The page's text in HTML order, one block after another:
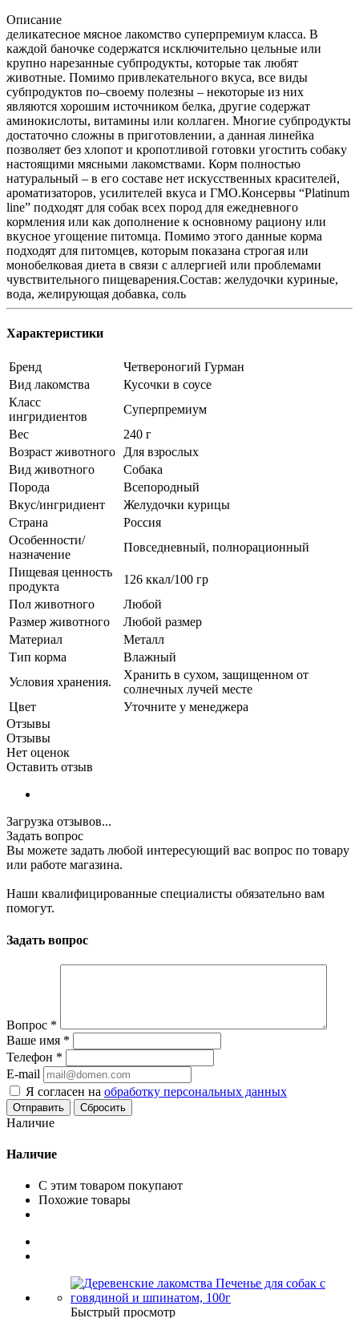
Описание
деликатесное мясное лакомство суперпремиум класса. В
каждой баночке содержатся исключительно цельные или
крупно нарезанные субпродукты, которые так любят
животные. Помимо привлекательного вкуса, все виды
субпродуктов по–своему полезны – некоторые из них
являются хорошим источником белка, другие содержат
аминокислоты, витамины или коллаген. Многие субпродукты
достаточно сложны в приготовлении, а данная линейка
позволяет без хлопот и кропотливой готовки угостить собаку
настоящими мясными лакомствами. Корм полностью
натуральный – в его составе нет искусственных красителей,
ароматизаторов, усилителей вкуса и ГМО.Консервы “Platinum
line” подходят для собак всех пород для ежедневного
кормления или как дополнение к основному рациону или
вкусное угощение питомца. Помимо этого данные корма
подходят для питомцев, которым показана строгая или
монобелковая диета в связи с аллергией или проблемами
чувствительного пищеварения.Состав: желудочки куриные,
вода, желирующая добавка, соль
Характеристики
Бренд
Четвероногий Гурман
Вид лакомства
Кусочки в соусе
Класс
ингридиентов
Суперпремиум
Вес
240 г
Возраст животного
Для взрослых
Вид животного
Собака
Порода
Всепородный
Вкус/ингридиент
Желудочки курицы
Страна
Россия
Особенности/
назначение
Повседневный, полнорационный
Пищевая ценность
продукта
126 ккал/100 гр
Пол животного
Любой
Размер животного
Любой размер
Материал
Металл
Тип корма
Влажный
Условия хранения.
Хранить в сухом, защищенном от
солнечных лучей месте
Цвет
Уточните у менеджера
Отзывы
Отзывы
Нет оценок
Оставить отзыв
Загрузка отзывов...
Задать вопрос
Вы можете задать любой интересующий вас вопрос по товару
или работе магазина.
Наши квалифицированные специалисты обязательно вам
помогут.
Задать вопрос
Вопрос *
Ваше имя *
Телефон *
E-mail
Я согласен на обработку персональных данных
Сбросить
Наличие
Наличие
С этим товаром покупают
Похожие товары
Быстрый просмотр